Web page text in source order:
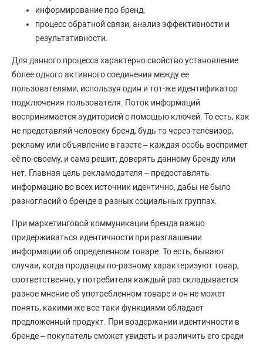
информирование про бренд;
процесс обратной связи, анализ эффективности и
результативности.
Для данного процесса характерно свойство установление
более одного активного соединения между ее
пользователями, используя один и тот-же идентификатор
подключения пользователя. Поток информаций
воспринимается аудиторией с помощью ключей. То есть, как
не представляй человеку бренд, будь то через телевизор,
рекламу или объявление в газете – каждая особь воспримет
её по-своему, и сама решит, доверять данному бренду или
нет. Главная цель рекламодателя – предоставлять
информацию во всех источник идентично, дабы не было
разногласий о бренде в разных социальных группах.
При маркетинговой коммуникации бренда важно
придерживаться идентичности при разглашении
информации об определенном товаре. То есть, бывают
случаи, когда продавцы по-разному характеризуют товар,
соответственно, у потребителя каждый раз складывается
разное мнение об употребленном товаре и он не может
понять, какими же все-таки функциями обладает
предложенный продукт. При воздержании идентичности в
бренде – покупатель сможет увидеть и различить его среди